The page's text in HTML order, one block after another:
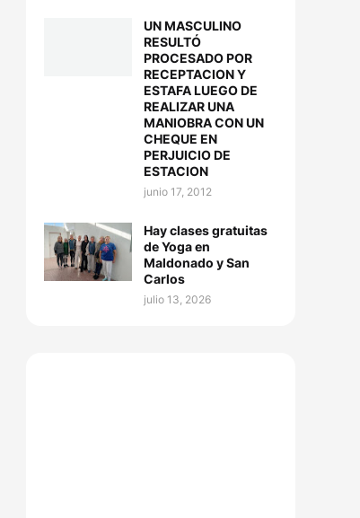
UN MASCULINO
RESULTÓ
PROCESADO POR
RECEPTACION Y
ESTAFA LUEGO DE
REALIZAR UNA
MANIOBRA CON UN
CHEQUE EN
PERJUICIO DE
ESTACION
junio 17, 2012
Hay clases gratuitas
de Yoga en
Maldonado y San
Carlos
julio 13, 2026